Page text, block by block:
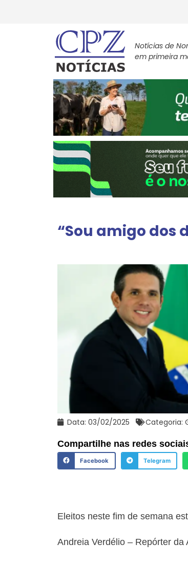
Notícias de
em primeira
“Sou amigo dos
Data: 03/02/2025 Categoria:
Compartilhe nas redes
Facebook Telegram
Eleitos neste fim de semana
Andreia Verdélio – Repórter da